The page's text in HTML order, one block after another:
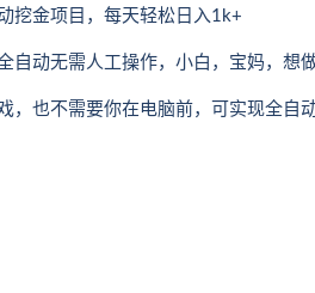
挖金项目，每天轻松日入1k+
自动无需人工操作，小白，宝妈，想
，也不需要你在电脑前，可实现全自动